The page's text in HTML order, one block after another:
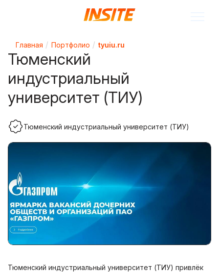
Главная Портфолио tyuiu.ru
Тюменский
индустриальный
университет (ТИУ)
Тюменский индустриальный университет (ТИУ)
Тюменский индустриальный университет (ТИУ) привлёк